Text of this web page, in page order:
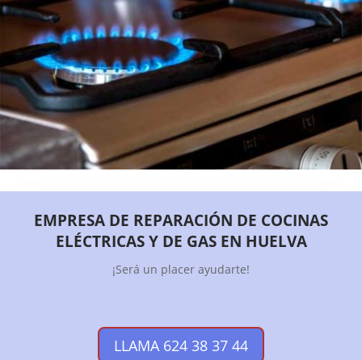
EMPRESA DE REPARACIÓN DE COCINAS
ELÉCTRICAS Y DE GAS EN HUELVA
¡Será un placer ayudarte!
LLAMA 624 38 37 44